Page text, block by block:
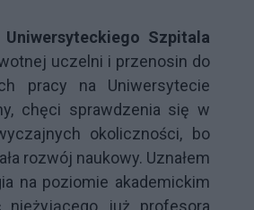
Szpitala
uczelni i przenosin do
pracy na Uniwersytecie
chęci sprawdzenia się w
okoliczności, bo
rozwój naukowy. Uznałem
na poziomie akademickim
nieżyjącego już profesora